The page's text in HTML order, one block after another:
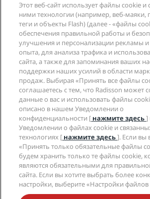
Blog
Направления
Новые и будущие отели
Приложение Radisson Hotels
Отели со статусом Sports Approved
Отели для семейного отдыха
Охрана здоровья и безопасность
Партнеры
Турагенты
Компания
Radisson Hotel Group
СМИ
Вакансии в RHG
Вакансии в PPHE
Вакансии в EHL
The Club by RHG
Возможности развития
Социально ответственный бизнес
Закупки
Юридическая информация
Центр конфиденциальности
Правовая оговорка
Условия и положения программы
Соглашение о пользовании сайтом
Цифровая доступность
Заявление о современном рабстве
Помощь
Уведомления для клиентов
Контактная информация
Часто задаваемые вопросы
Карта сайта
Социальные сети
Бренды Radisson Hotels
НЕ ПРОПУСТИТЕ НАШИ
Этот веб-сайт использует файлы cookie и
ними технологии (например, веб-маяки,
теги и объекты Flash) (далее - «файлы
обеспечения правильной работы и
улучшения и персонализации рекламы
опыта, для анализа трафика и
сайта, а также для запоминания ваших
поддержки наших усилий в области
продаж. Выбирая «Принять все файлы
соглашаетесь с тем, что Radisson может
данные о вас и использовать файлы
описано в нашем Уведомлении о
конфиденциальности [ нажмите здесь]
Уведомлении о файлах cookie и
технологиях [ нажмите здесь]. Если вы
«Принять только обязательные файлы
будем хранить только те файлы cookie,
являются обязательными для
сайта. Если вы хотите выбрать более
настройки, выберите «Настройки файлов